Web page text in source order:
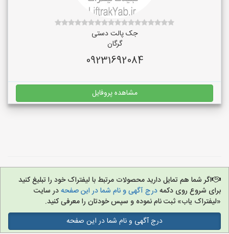
جک پالت دستی
گرگان
09231692084
مشاهده پروفایل
اگر شما هم تمایل دارید محصولات مرتبط با لیفتراک خود را تبلیغ کنید
برای شروع روی دکمهدرج آگهی و نام شما در این صفحهدر سایت
«لیفتراک یاب» ثبت نام نموده و سپس خودتان را معرفی کنید.
درج آگهی و نام شما در این صفحه